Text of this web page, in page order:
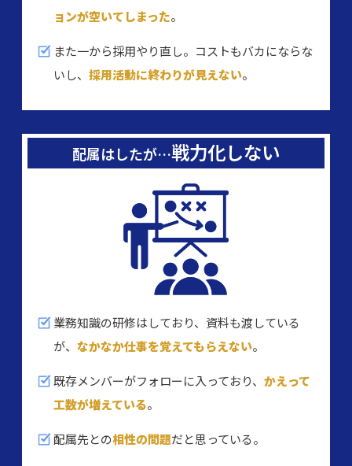
ョンが空いてしまった。
また一から採用やり直し。コストもバカにならな
いし、 採用活動に終わりが見えない。
配属はしたが…戦力化しない
業務知識の研修はしており、資料も渡している
が、 なかなか仕事を覚えてもらえない。
既存メンバーがフォローに入っており、 かえって
工数が増えている。
配属先との相性の問題だと思っている。